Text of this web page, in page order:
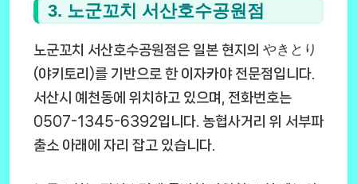
3. 노군꼬치 서산호수공원점
노군꼬치 서산호수공원점은 일본 현지의 やきとり
(야키토리)를 기반으로 한 이자카야 전문점입니다.
서산시 예천동에 위치하고 있으며, 전화번호는
0507-1345-6392입니다. 농협사거리 위 서부파
출소 아래에 자리 잡고 있습니다.